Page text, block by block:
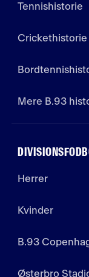
Tennishistorie
Crickethistorie
Mere B.93
Herrer
Kvinder
B.93
Østerbro